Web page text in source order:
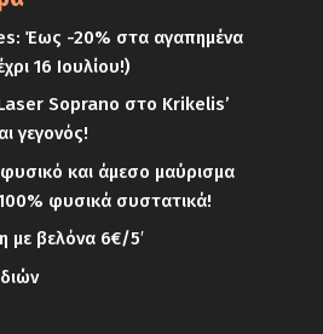
Έως -20% στα αγαπημένα
16 Ιουλίου!)
Soprano στο Krikelis’
γεγονός!
και άμεσο μαύρισμα
φυσικά συστατικά!
με βελόνα 6€/5′